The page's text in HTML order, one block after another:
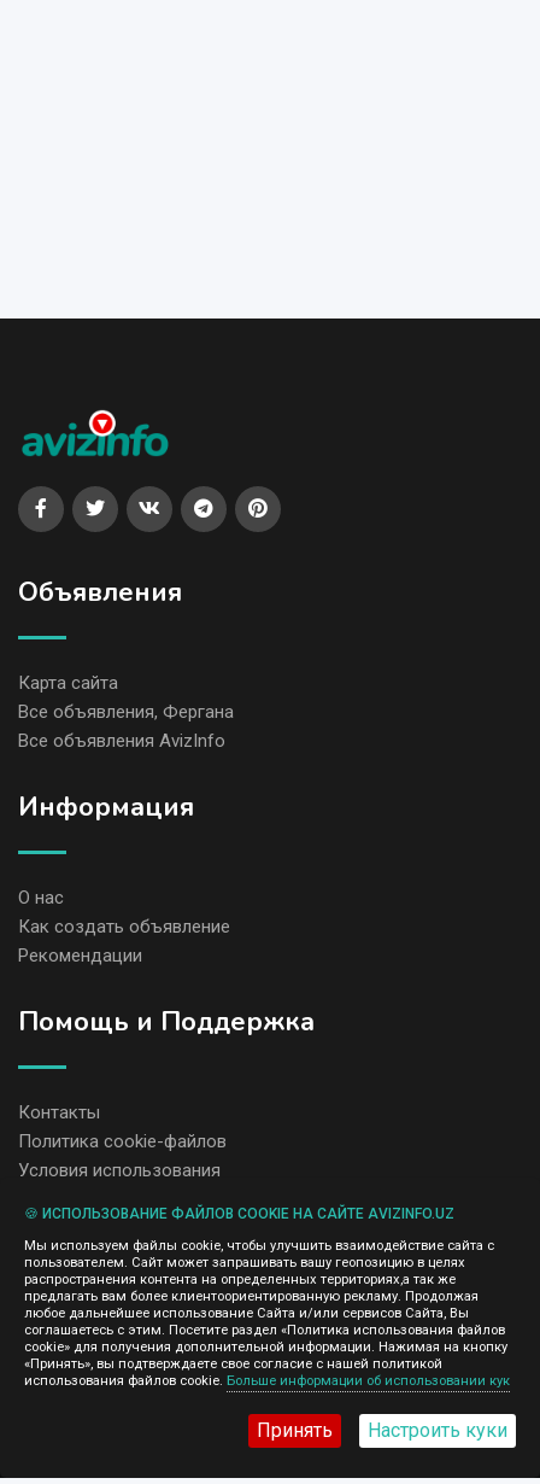
Объявления
Карта сайта
Все объявления, Фергана
Все объявления AvizInfo
Информация
О нас
Как создать объявление
Рекомендации
Помощь и Поддержка
Контакты
Политика cookie-файлов
Условия использования
содержание размещенных объявлений.
Мы ценим конфиденциальность наших пользователей. Мы не
передаем и не продаем личную информацию зарегистрированных
пользователей AvizInfo.uz третьим лицам. Мы не отвечаем за
правила конфиденциальности сайтов на которые ссылается
AvizInfo.uz. На некоторых страницах нашего сайта представлена
реклама Google Adsense Advertising Network. Чтобы узнать
подробней о правилах конфиденциальности Googleнажмите тут
🍪 ИСПОЛЬЗОВАНИЕ ФАЙЛОВ COOKIE НА САЙТЕ AVIZINFO.UZ
Мы используем файлы cookie, чтобы улучшить взаимодействие сайта с
пользователем. Сайт может запрашивать вашу геопозицию в целях
распространения контента на определенных территориях,а так же
предлагать вам более клиентоориентированную рекламу. Продолжая
любое дальнейшее использование Сайта и/или сервисов Сайта, Вы
соглашаетесь с этим. Посетите раздел «Политика использования файлов
cookie» для получения дополнительной информации. Нажимая на кнопку
«Принять», вы подтверждаете свое согласие с нашей политикой
использования файлов cookie. Больше информации об использовании кук
Принять Настроить куки